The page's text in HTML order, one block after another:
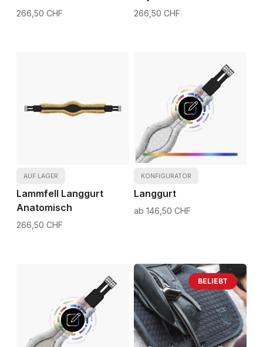
266,50 CHF 266,50 CHF
AUF LAGER
Lammfell Langgurt
Anatomisch
266,50 CHF
KONFIGURATOR
Langgurt
146,50 CHF
BELIEBT